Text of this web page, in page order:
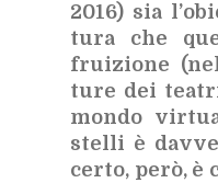
2016) sia
tu­ra che
frui­zio­ne
tu­re dei
mon­do
stel­li è
cer­to, però, è